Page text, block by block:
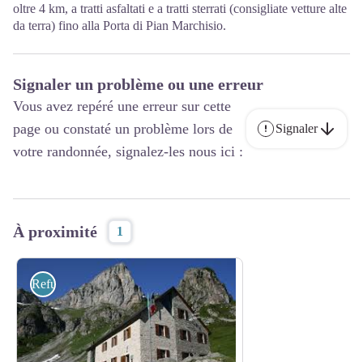
oltre 4 km, a tratti asfaltati e a tratti sterrati (consigliate vetture alte
da terra) fino alla Porta di Pian Marchisio.
Signaler un problème ou une erreur
Vous avez repéré une erreur sur cette
page ou constaté un problème lors de
votre randonnée, signalez-les nous ici :
Signaler
À proximité 1
Refuges